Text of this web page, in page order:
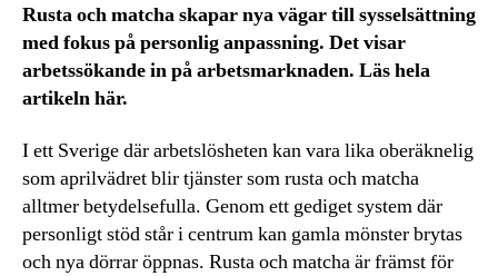
Rusta och matcha skapar nya vägar till sysselsättning
med fokus på personlig anpassning. Det visar
arbetssökande in på arbetsmarknaden. Läs hela
artikeln här.
I ett Sverige där arbetslösheten kan vara lika oberäknelig
som aprilvädret blir tjänster som rusta och matcha
alltmer betydelsefulla. Genom ett gediget system där
personligt stöd står i centrum kan gamla mönster brytas
och nya dörrar öppnas. Rusta och matcha är främst för